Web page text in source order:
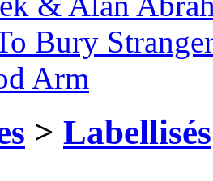
Bury
Arm
> Labellisés